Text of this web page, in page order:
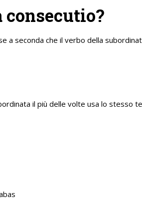
consecutio?
a seconda che il verbo della
il più delle volte usa lo stesso